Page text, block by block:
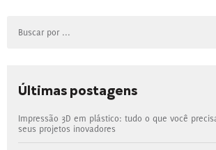
Últimas postagens
Impressão 3D em plástico: tudo o que você
seus projetos inovadores